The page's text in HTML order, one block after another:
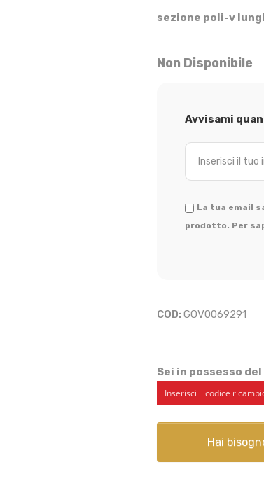
sezione poli-v
Non Disponibile
Avvisami
La tua email
prodotto. Per
COD: GOV0069291
Sei in possesso
Hai